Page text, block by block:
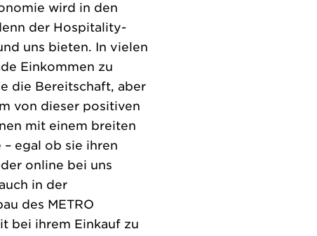
wird in den
der Hospitality-
uns bieten. In vielen
Einkommen zu
die Bereitschaft, aber
von dieser positiven
mit einem breiten
egal ob sie ihren
online bei uns
in der
des METRO
bei ihrem Einkauf zu